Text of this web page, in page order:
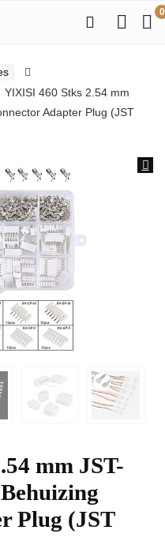
0
YIXISI 460 Stks 2.54 mm
Adapter Plug (JST
mm JST-
Plug (JST